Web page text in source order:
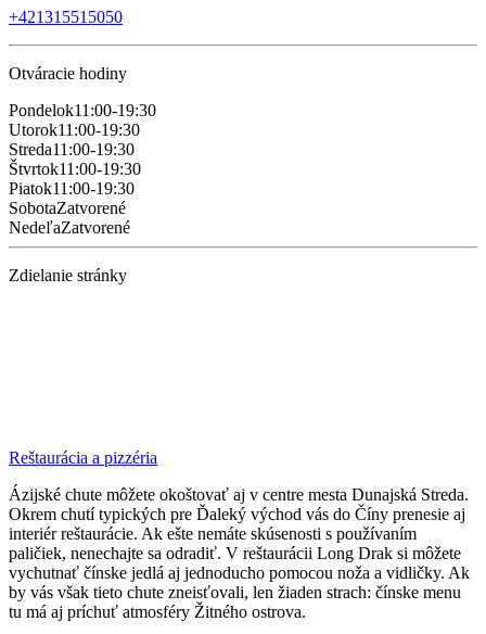
+421315515050
Otváracie hodiny
Pondelok11:00-19:30
Utorok11:00-19:30
Streda11:00-19:30
Štvrtok11:00-19:30
Piatok11:00-19:30
SobotaZatvorené
NedeľaZatvorené
Zdielanie stránky
Reštaurácia a pizzéria
Ázijské chute môžete okoštovať aj v centre mesta Dunajská Streda.
Okrem chutí typických pre Ďaleký východ vás do Číny prenesie aj
interiér reštaurácie. Ak ešte nemáte skúsenosti s používaním
paličiek, nenechajte sa odradiť. V reštaurácii Long Drak si môžete
vychutnať čínske jedlá aj jednoducho pomocou noža a vidličky. Ak
by vás však tieto chute zneisťovali, len žiaden strach: čínske menu
tu má aj príchuť atmosféry Žitného ostrova.